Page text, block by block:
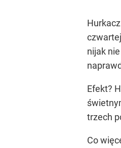
nijak
Efekt?
trzech
Co